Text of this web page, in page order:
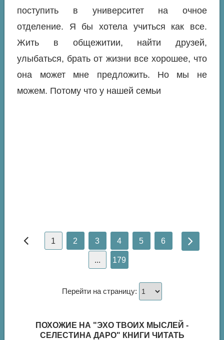
поступить в университет на очное
отделение. Я бы хотела учиться как все.
Жить в общежитии, найти друзей,
улыбаться, брать от жизни все хорошее, что
она может мне предложить. Но мы не
можем. Потому что у нашей семьи
1 2 3 4 5 6
... 179
Перейти на страницу:
ПОХОЖИЕ НА "ЭХО ТВОИХ МЫСЛЕЙ -
СЕЛЕСТИНА ДАРО" КНИГИ ЧИТАТЬ